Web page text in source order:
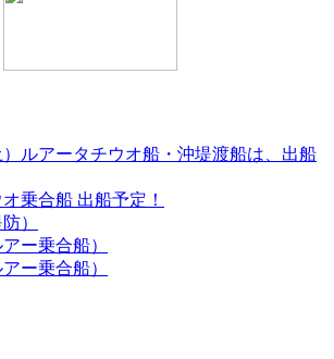
）ルアータチウオ船・沖堤渡船は、出船
乗合船 出船予定！
）
ー乗合船）
ー乗合船）